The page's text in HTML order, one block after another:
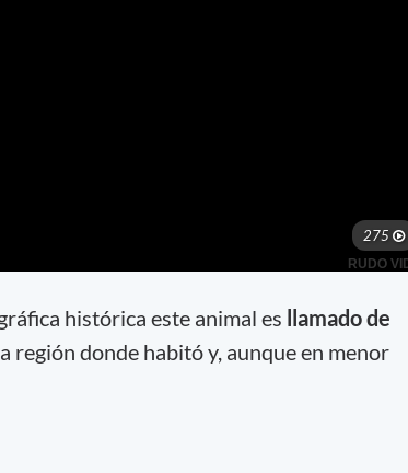
histórica este animal es llamado de
región donde habitó y, aunque en menor